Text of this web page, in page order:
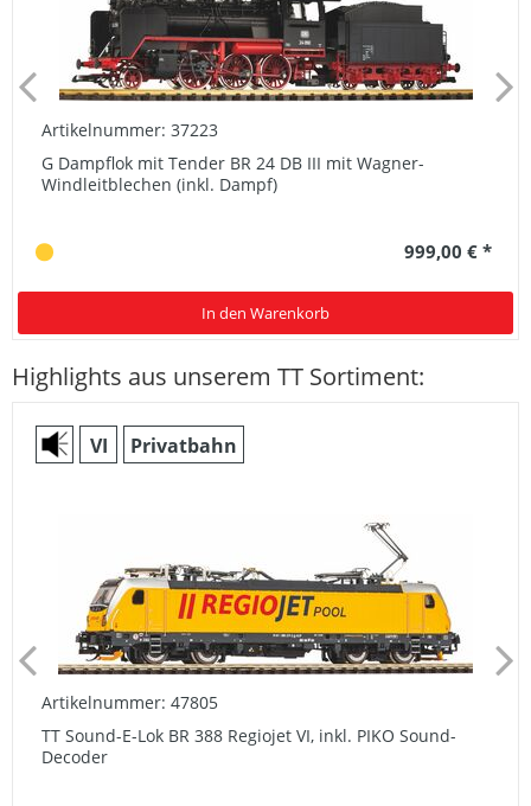
Artikelnummer: 37223
G Dampflok mit Tender BR 24 DB III mit Wagner-
Windleitblechen (inkl. Dampf)
999,00 € *
In den Warenkorb
Highlights aus unserem TT Sortiment:
VI Privatbahn
Artikelnummer: 47805
TT Sound-E-Lok BR 388 Regiojet VI, inkl. PIKO Sound-
Decoder